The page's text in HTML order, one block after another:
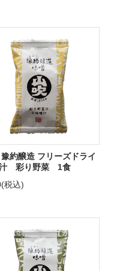
約醸造 フリーズドライ
汁 彩り野菜 1食
(税込)